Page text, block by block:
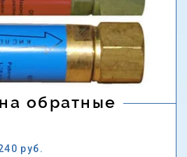
обратные
руб.